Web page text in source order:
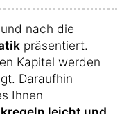
nach die
präsentiert.
Kapitel werden
Daraufhin
Ihnen